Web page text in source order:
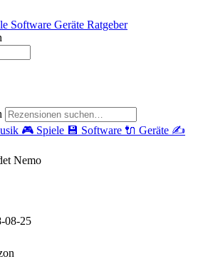
Software Geräte Ratgeber
🎮 Spiele 💾 Software 🔌 Geräte ✍️
Nemo
08-25